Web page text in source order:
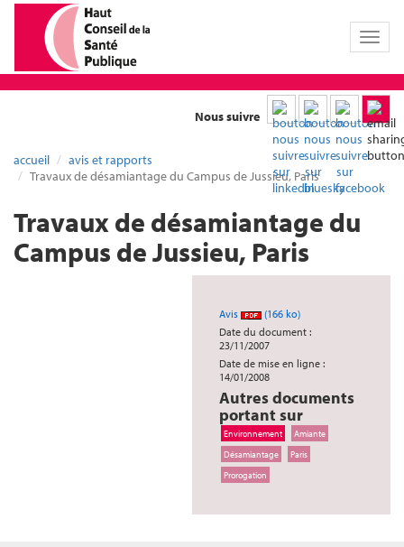
Toggle
Nous suivre
accueil
avis et rapports
Travaux de désamiantage du Campus de Jussieu, Paris
Travaux de désamiantage du
Campus de Jussieu, Paris
Avis
(166 ko)
Date du document :
23/11/2007
Date de mise en ligne :
14/01/2008
Autres documents
portant sur
Environnement
Amiante
Désamiantage
Paris
Prorogation